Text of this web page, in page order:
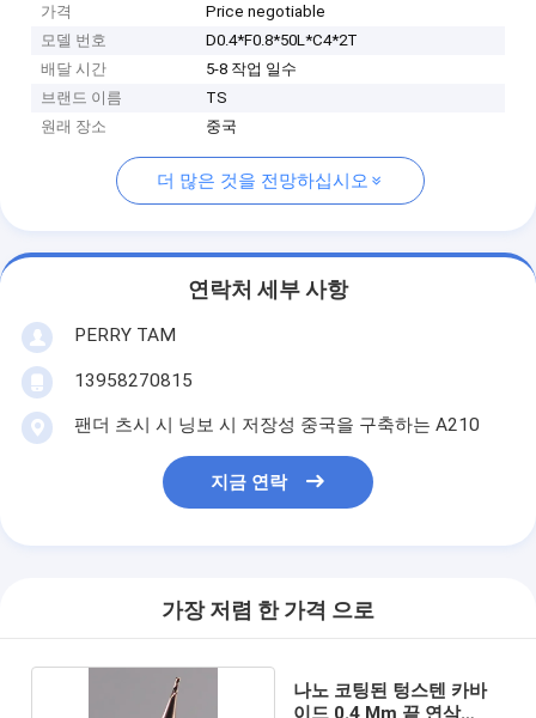
가격
Price negotiable
모델 번호
D0.4*F0.8*50L*C4*2T
배달 시간
5-8 작업 일수
브랜드 이름
TS
원래 장소
중국
더 많은 것을 전망하십시오
연락처 세부 사항
PERRY TAM
13958270815
팬더 츠시 시 닝보 시 저장성 중국을 구축하는 A210
지금 연락
가장 저렴 한 가격 으로
나노 코팅된 텅스텐 카바
이드 0.4 Mm 끝 연삭